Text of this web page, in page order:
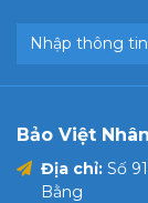
Bảo Việt
Địa chỉ: Số
Bằng